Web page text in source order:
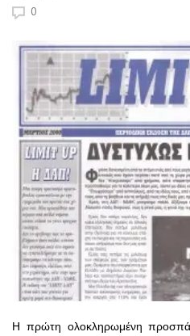
0
Η πρώτη ολοκληρωμένη